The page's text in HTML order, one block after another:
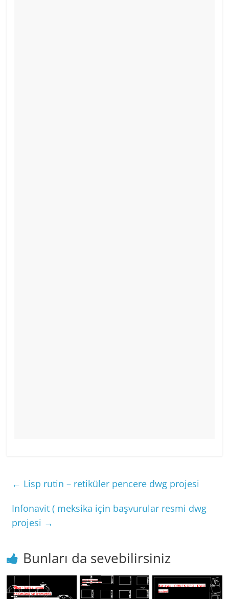
← Lisp rutin – retiküler pencere dwg projesi
Infonavit ( meksika için başvurular resmi dwg
projesi →
Bunları da sevebilirsiniz